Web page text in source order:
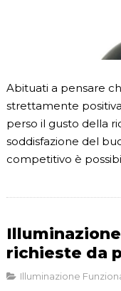
Abituati a pensare
strettamente
perso il gusto della
soddisfazione del
competitivo è
richieste da
Illuminazione